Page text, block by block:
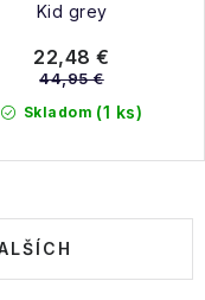
Kid grey
Skladom (1 ks)
22,48 €
44,95 €